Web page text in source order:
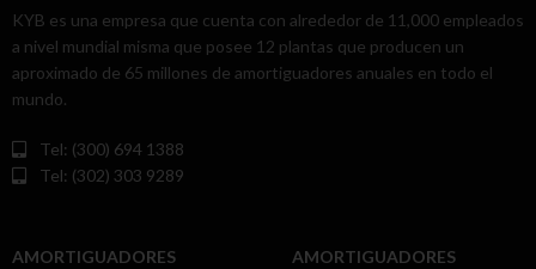
KYB es una empresa que cuenta con alrededor de 11,000 empleados
a nivel mundial misma que posee 12 plantas que producen un
aproximado de 65 millones de amortiguadores anuales en todo el
mundo.
Tel: (300) 694 1388
Tel: (302) 303 9289
AMORTIGUADORES
AMORTIGUADORES